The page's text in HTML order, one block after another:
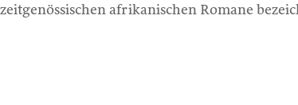
zeitgenössischen afrikanischen Romane